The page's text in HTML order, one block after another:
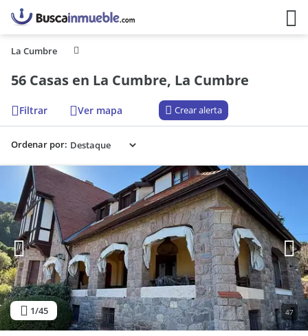
La Cumbre
56 Casas en La Cumbre, La Cumbre
Filtrar Ver mapa Crear alerta
Ordenar por:
1/45 47